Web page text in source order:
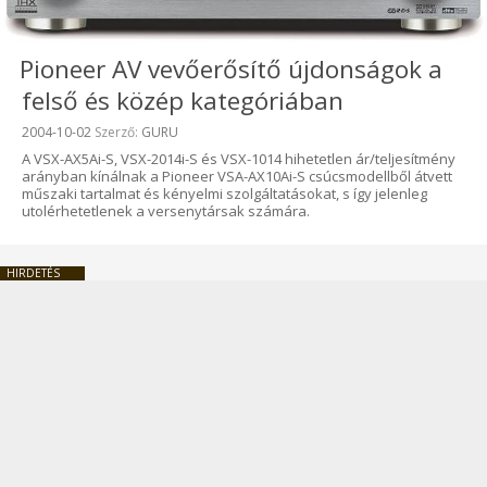
Pioneer AV vevőerősítő újdonságok a
felső és közép kategóriában
Beküldve:
2004-10-02 Szerző: GURU
A VSX-AX5Ai-S, VSX-2014i-S és VSX-1014 hihetetlen ár/teljesítmény
arányban kínálnak a Pioneer VSA-AX10Ai-S csúcsmodellből átvett
műszaki tartalmat és kényelmi szolgáltatásokat, s így jelenleg
utolérhetetlenek a versenytársak számára.
HIRDETÉS